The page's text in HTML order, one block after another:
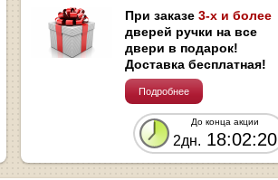
При заказе 3-х и более
дверей ручки на все
двери в подарок!
Доставка бесплатная!
Подробнее
До конца акции
2дн. 18:02:19